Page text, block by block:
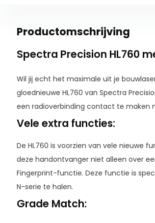
Productomschrijving
Spectra Precision HL760
Wil jij echt het maximale uit je
gloednieuwe HL760 van Spectra
een radioverbinding contact te maken
Vele extra functies:
De HL760 is voorzien van vele nieuwe
deze handontvanger niet alleen over
Fingerprint-functie. Deze functie is
N-serie te halen.
Grade Match: